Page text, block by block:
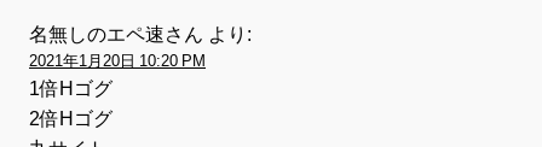
名無しのエペ速さん より:
2021年1月20日 10:20 PM
1倍Hゴグ
2倍Hゴグ